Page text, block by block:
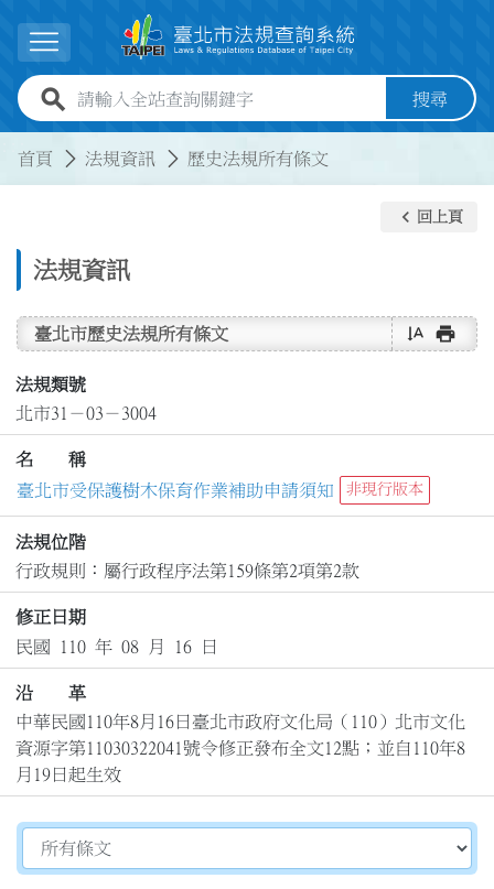
展開選單
全站查詢關鍵字欄位 搜尋
首頁 法規資訊 歷史法規所有條文
法規資訊
keyboard_arrow_left 回上頁
臺北市歷史法規所有條文 text_rotate_vertical print
法規類號
北市31－03－3004
名 稱
臺北市受保護樹木保育作業補助申請須知
非現行版本
法規位階
行政規則：屬行政程序法第159條第2項第2款
修正日期
民國 110 年 08 月 16 日
沿 革
中華民國110年8月16日臺北市政府文化局（110）北市文化
資源字第11030322041號令修正發布全文12點；並自110年8
月19日起生效
切換選擇法規資訊內容